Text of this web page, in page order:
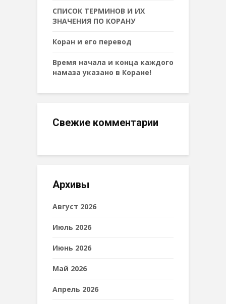
СПИСОК ТЕРМИНОВ И ИХ
ЗНАЧЕНИЯ ПО КОРАНУ
Коран и его перевод
Время начала и конца каждого
намаза указано в Коране!
Свежие комментарии
Архивы
Август 2026
Июль 2026
Июнь 2026
Май 2026
Апрель 2026